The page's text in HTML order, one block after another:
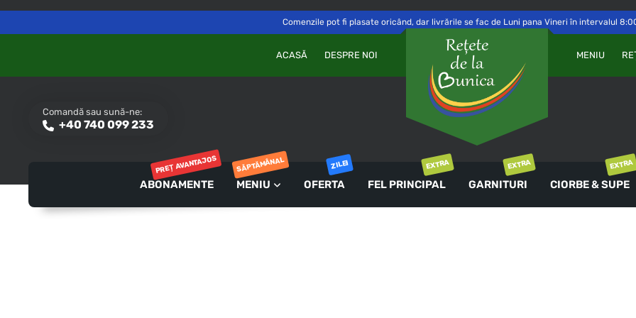
Delivery toSăvinești, NT Switch
Comenzile pot fi plasate oricând, dar livrările se fac de Luni pana Vineri în intervalul
MENIU
ACASĂ DESPRE NOI
Comandă sau sună-ne:
+40 740 099 233
PAROLĂ
AUTENTIFICARE
Ai uitat parola?
ABONAMENTE
PREȚ AVANTAJOS
MENIU
SĂPTĂMÂNAL
OFERTA
ZILEI
FEL PRINCIPAL
EXTRA
GARNITURI
EXTRA
CIORBE & SUPE
EXTRA